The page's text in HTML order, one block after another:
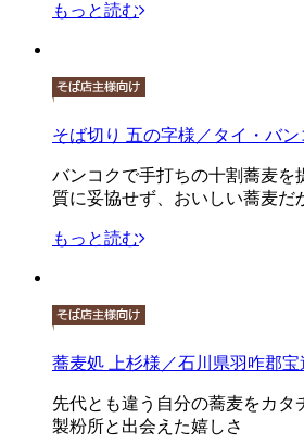
もっと読む
そば切り 五の字様／タイ・バン
バンコクで手打ちの十割蕎麦を
質に妥協せず、おいしい蕎麦だ
もっと読む
蕎麦処 上杉様／石川県羽咋郡
先代とも違う自分の蕎麦をカタ
製粉所と出会えた嬉しさ